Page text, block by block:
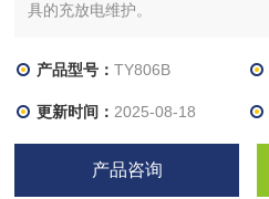
具的充放电维护。
产品型号：TY806B
更新时间： 2025-08-18
产品咨询